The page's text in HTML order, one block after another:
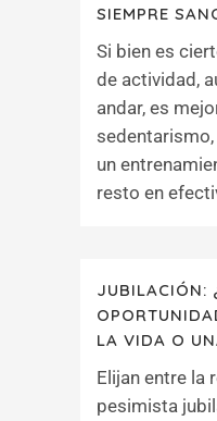
SIEMPRE
Si bien es
de actividad,
andar, es
un
resto en
JUBILACIÓN:
LA VIDA O
Elijan entre la
pesimista